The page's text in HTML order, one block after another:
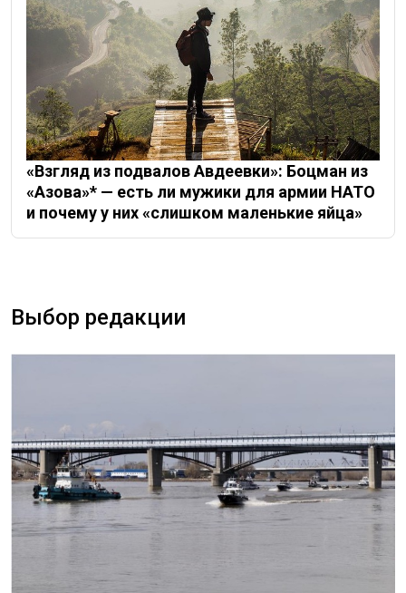
«Взгляд из подвалов Авдеевки»: Боцман из
«Азова»* — есть ли мужики для армии НАТО
и почему у них «слишком маленькие яйца»
Выбор редакции